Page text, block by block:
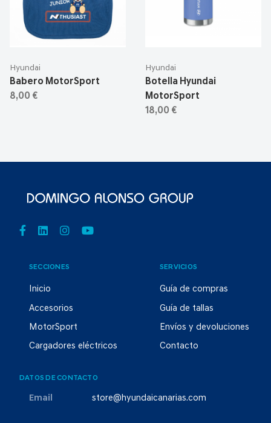
Hyundai
Babero MotorSport
8,00 €
Hyundai
Botella Hyundai
MotorSport
18,00 €
SECCIONES
Inicio
Accesorios
MotorSport
Cargadores eléctricos
SERVICIOS
Guía de compras
Guía de tallas
Envíos y devoluciones
Contacto
DATOS DE CONTACTO
Email store@hyundaicanarias.com